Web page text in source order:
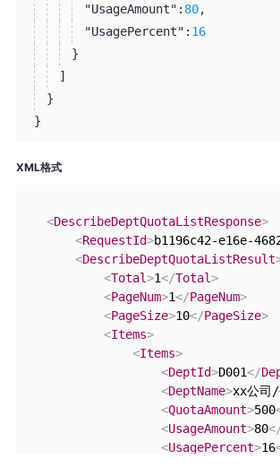
"UsageAmount": 80,
"UsagePercent": 16
}
]
}
}
XML格式
<DescribeDeptQuotaListResponse>
<RequestId>b1196c42-e16e-
<DescribeDeptQuotaListResult
<Total>1</Total>
<PageNum>1</PageNum>
<PageSize>10</PageSize>
<Items>
<Items>
<DeptId>D001</
<DeptName>xx公司/
<QuotaAmount>500
<UsageAmount>80
<UsagePercent>16